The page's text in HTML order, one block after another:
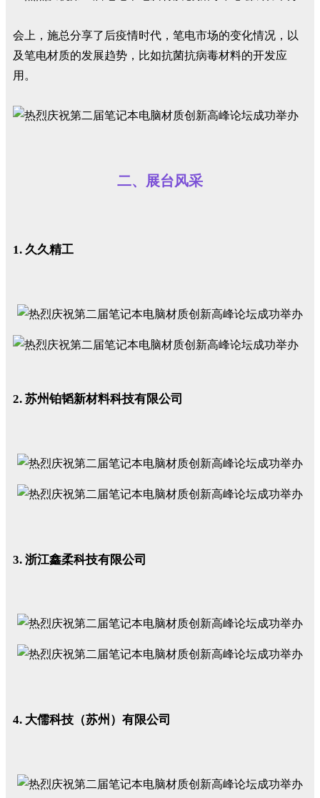
会上，施总分享了后疫情时代，笔电市场的变化情况，以
及笔电材质的发展趋势，比如抗菌抗病毒材料的开发应
用。
二、展台风采
1. 久久精工
2. 苏州铂韬新材料科技有限公司
3. 浙江鑫柔科技有限公司
4. 大儒科技（苏州）有限公司